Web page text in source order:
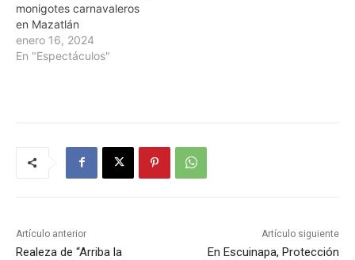
monigotes carnavaleros
en Mazatlán
enero 16, 2024
En "Espectáculos"
Artículo anterior
Realeza de “Arriba la
Artículo siguiente
En Escuinapa, Protección